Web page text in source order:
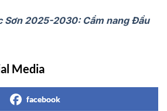
Sơn 2025-2030: Cẩm nang Đầu
Media
facebook